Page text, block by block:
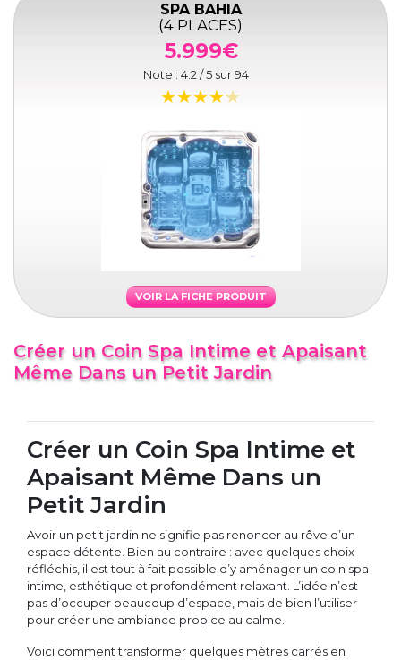
SPA BAHIA
(4 PLACES)
5.999€
Note : 4.2 / 5 sur94
VOIR LA FICHE PRODUIT
Créer un Coin Spa Intime et Apaisant
Même Dans un Petit Jardin
Créer un Coin Spa Intime et
Apaisant Même Dans un
Petit Jardin
Avoir un petit jardin ne signifie pas renoncer au rêve d’un
espace détente. Bien au contraire : avec quelques choix
réfléchis, il est tout à fait possible d’y aménager un coin spa
intime, esthétique et profondément relaxant. L’idée n’est
pas d’occuper beaucoup d’espace, mais de bien l’utiliser
pour créer une ambiance propice au calme.
Voici comment transformer quelques mètres carrés en